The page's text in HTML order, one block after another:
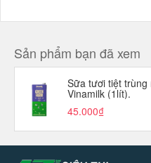
Sản phẩm bạn đã xem
Sữa tươi tiệt
Vinamilk (1lít).
45.000₫